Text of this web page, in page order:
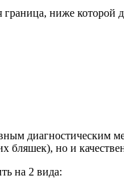
ниже которой
диагностическим
но и
на 2 вида: